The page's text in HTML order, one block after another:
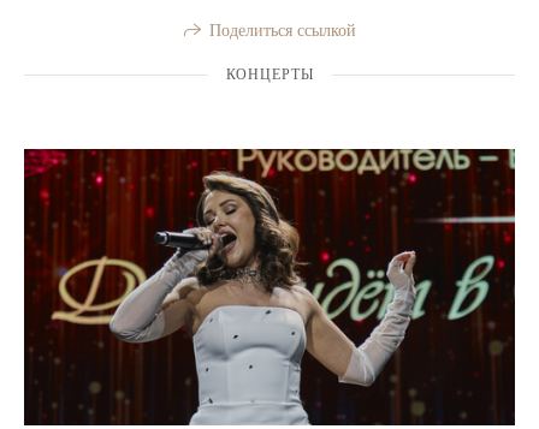
Поделиться ссылкой
КОНЦЕРТЫ